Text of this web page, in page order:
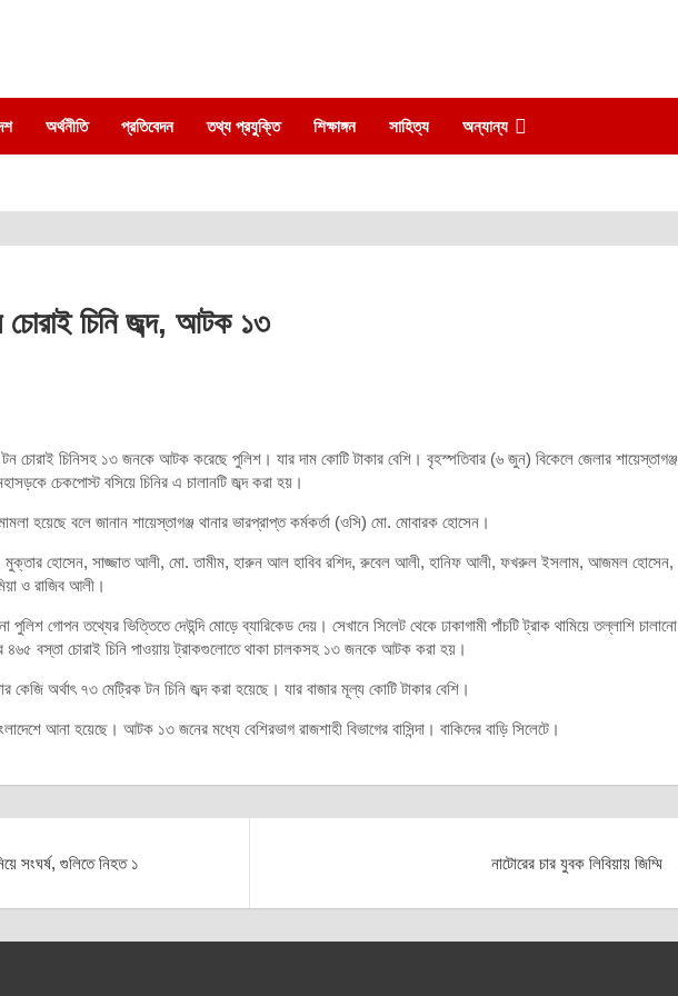
অর্থনীতি প্রতিবেদন তথ্য প্রযুক্তি শিক্ষাঙ্গন সাহিত্য অন্যান্য
চোরাই চিনি জব্দ, আটক ১৩
টন চোরাই চিনিসহ ১৩ জনকে আটক করেছে পুলিশ। যার দাম কোটি টাকার বেশি। বৃহস্পতিবার (৬ জুন) বিকেলে জেলার শায়েস্তাগঞ্জ
চেকপোস্ট বসিয়ে চিনির এ চালানটি জব্দ করা হয়।
হয়েছে বলে জানান শায়েস্তাগঞ্জ থানার ভারপ্রাপ্ত কর্মকর্তা (ওসি) মো. মোবারক হোসেন।
মুক্তার হোসেন, সাজ্জাত আলী, মো. তামীম, হারুন আল হাবিব রশিদ, রুবেল আলী, হানিফ আলী, ফখরুল ইসলাম, আজমল হোসেন,
ও রাজিব আলী।
পুলিশ গোপন তথ্যের ভিত্তিতে দেউন্দি মোড়ে ব্যারিকেড দেয়। সেখানে সিলেট থেকে ঢাকাগামী পাঁচটি ট্রাক থামিয়ে তল্লাশি চালানো
বস্তা চোরাই চিনি পাওয়ায় ট্রাকগুলোতে থাকা চালকসহ ১৩ জনকে আটক করা হয়।
অর্থাৎ ৭৩ মেট্রিক টন চিনি জব্দ করা হয়েছে। যার বাজার মূল্য কোটি টাকার বেশি।
আনা হয়েছে। আটক ১৩ জনের মধ্যে বেশিরভাগ রাজশাহী বিভাগের বাসিন্দা। বাকিদের বাড়ি সিলেটে।
সংঘর্ষ, গুলিতে নিহত ১ নাটোরের চার যুবক লিবিয়ায় জিম্মি